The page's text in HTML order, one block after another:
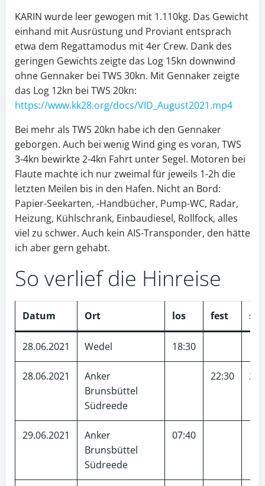
KARIN wurde leer gewogen mit 1.110kg. Das Gewicht
einhand mit Ausrüstung und Proviant entsprach
etwa dem Regattamodus mit 4er Crew. Dank des
geringen Gewichts zeigte das Log 15kn downwind
ohne Gennaker bei TWS 30kn. Mit Gennaker zeigte
das Log 12kn bei TWS 20kn:
https://www.kk28.org/docs/VID_August2021.mp4
Bei mehr als TWS 20kn habe ich den Gennaker
geborgen. Auch bei wenig Wind ging es voran, TWS
3-4kn bewirkte 2-4kn Fahrt unter Segel. Motoren bei
Flaute machte ich nur zweimal für jeweils 1-2h die
letzten Meilen bis in den Hafen. Nicht an Bord:
Papier-Seekarten, -Handbücher, Pump-WC, Radar,
Heizung, Kühlschrank, Einbaudiesel, Rollfock, alles
viel zu schwer. Auch kein AIS-Transponder, den hätte
ich aber gern gehabt.
So verlief die Hinreise
Datum Ort los fest sm
28.06.2021 Wedel 18:30
28.06.2021
Anker
Brunsbüttel
Südreede
22:30 26
29.06.2021
Anker
Brunsbüttel
Südreede
07:40